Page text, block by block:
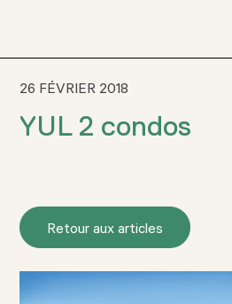
26 FÉVRIER 2018
YUL 2 condos
Retour aux articles